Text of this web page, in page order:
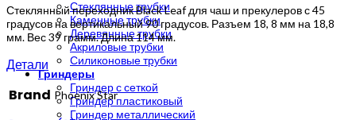
Стеклянные трубки
Каменные трубки
Деревянные трубки
Акриловые трубки
Силиконовые трубки
Гриндеры
Гриндер с сеткой
Гриндер пластиковый
Гриндер металлический
Стеклянный переходник Black Leaf для чаш и прекулеров с 45
градусов на вертикальный 90 градусов. Разъем 18, 8 мм на 18,8
мм. Вес 39 грамм. Длина 114 мм.
Детали
Brand Phoenix Star